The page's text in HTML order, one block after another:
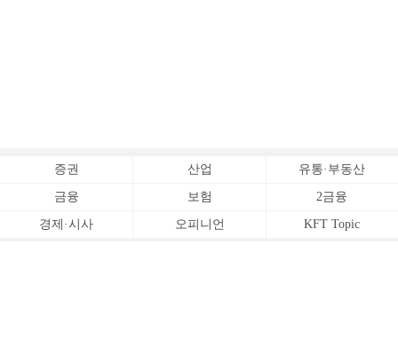
증권 산업 유통·부동산
금융 보험 2금융
경제·시사 오피니언 KFT Topic